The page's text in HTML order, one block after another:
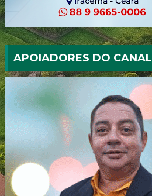
APOIADORES DO CANAL